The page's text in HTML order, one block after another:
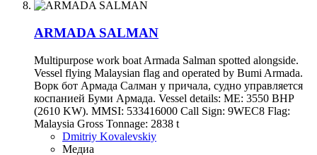
ARMADA SALMAN
Multipurpose work boat Armada Salman spotted alongside.
Vessel flying Malaysian flag and operated by Bumi Armada.
Ворк бот Армада Салман у причала, судно управляется
коспанией Буми Армада. Vessel details: ME: 3550 BHP
(2610 KW). MMSI: 533416000 Call Sign: 9WEC8 Flag:
Malaysia Gross Tonnage: 2838 t
Dmitriy Kovalevskiy
Медиа